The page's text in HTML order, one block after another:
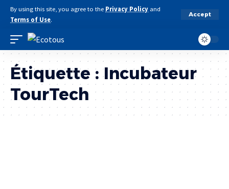
By using this site, you agree to the Privacy Policy and
Terms of Use.
Accept
Étiquette :Incubateur
TourTech